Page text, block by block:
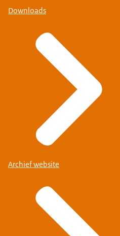
Downloads
Archief website